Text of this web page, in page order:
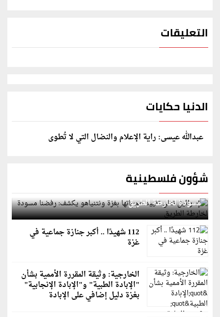
التعليقات
الدنيا حكايات
عبدالله عيسى: راية الإعلام والنضال التي لا تُطوى
شؤون فلسطينية
إسرائيل تعلن تقييد هجماتها بغزة ونتنياهو يكشف: رفضنا
مسودة لخارطة الطريق
112 شهيدًا .. أكبر جنازة جماعية في
غزة
الخارجية: وثيقة المقررة الأممية بشأن
"الإبادة الطبية" و"الإبادة الإنجابية"
بغزة دليل إضافي على الإبادة